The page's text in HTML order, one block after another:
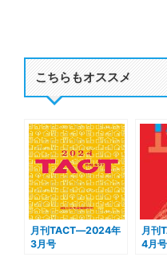
こちらもオススメ
月刊TACT―2024年
3月号
月刊
4月号